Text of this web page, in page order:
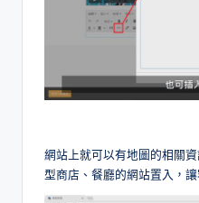
網站上就可以有地圖的相關
型商店、餐廳的網站置入，